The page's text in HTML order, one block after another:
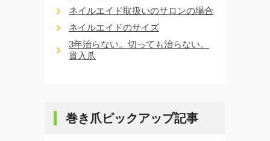
ネイルエイド取扱いのサロンの場合
ネイルエイドのサイズ
3年治らない。切っても治らない。
貫入爪
巻き爪ピックアップ記事